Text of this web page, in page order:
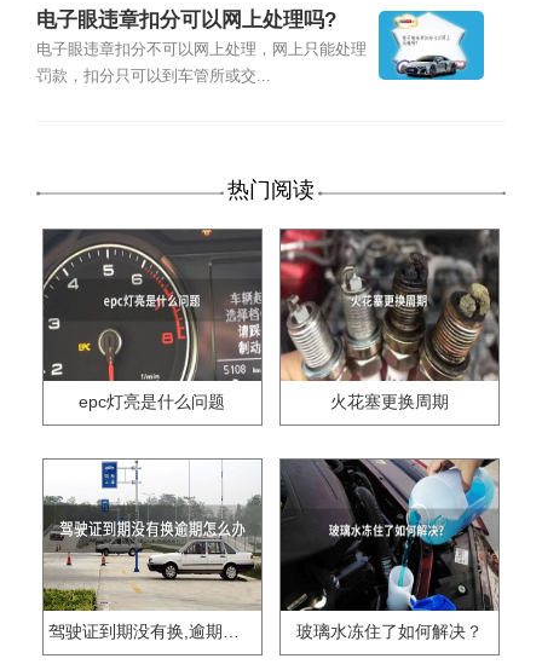
电子眼违章扣分可以网上处理吗?
电子眼违章扣分不可以网上处理，网上只能处理
罚款，扣分只可以到车管所或交...
热门阅读
epc灯亮是什么问题 火花塞更换周期
驾驶证到期没有换,逾期怎么办?? 玻璃水冻住了如何解决？